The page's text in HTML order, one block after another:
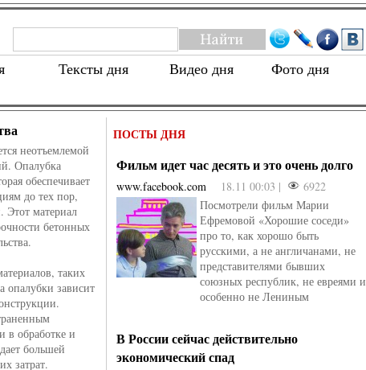
Тексты дня Видео дня Фото дня
неотъемлемой
Опалубка
обеспечивает
до тех пор,
Этот материал
бетонных
таких
опалубки зависит
в обработке и
большей
затрат.
ПОСТЫ ДНЯ
Фильм идет час десять и это очень долго
www.facebook.com 18.11 00:03 |
6922
Посмотрели фильм Марии
Ефремовой «Хорошие соседи»
про то, как хорошо быть
русскими, а не англичанами, не
представителями бывших
союзных республик, не евреями и
особенно не Лениным
В России сейчас действительно
экономический спад